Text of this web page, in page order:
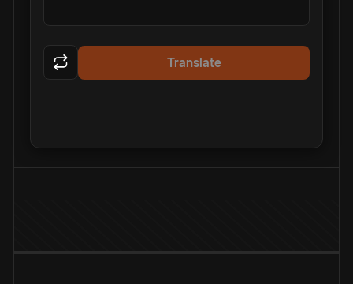
Translate